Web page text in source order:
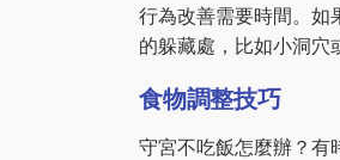
行為改善需要時間。如
的躲藏處，比如小洞穴
食物調整技巧
守宮不吃飯怎麼辦？有